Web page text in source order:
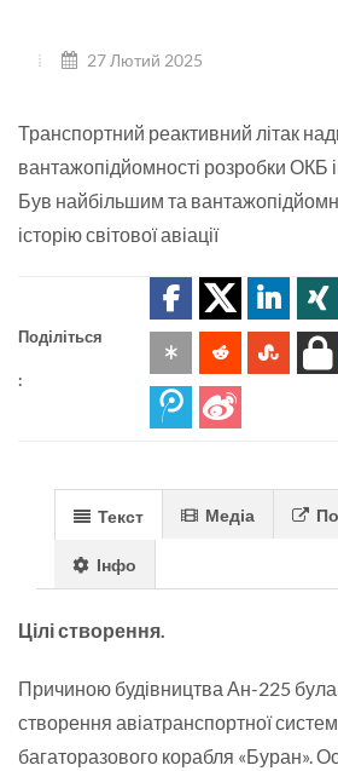
27 Лютий 2025
Транспортний реактивний літак
вантажопідйомності розробки ОКБ
Був найбільшим та
історію світової авіації
Поділіться
:
Текст Медіа
Інфо
Цілі створення.
Причиною будівництва Ан-225 була
створення авіатранспортної
багаторазового корабля «Буран».